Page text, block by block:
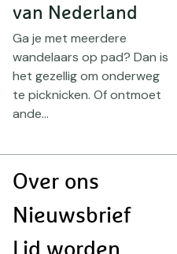
van Nederland
Ga je met meerdere
wandelaars op pad? Dan is
het gezellig om onderweg
te picknicken. Of ontmoet
ande...
Doormat
Over ons
Nieuwsbrief